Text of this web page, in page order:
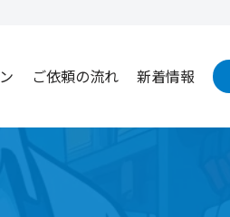
ご依頼の流れ 新着情報